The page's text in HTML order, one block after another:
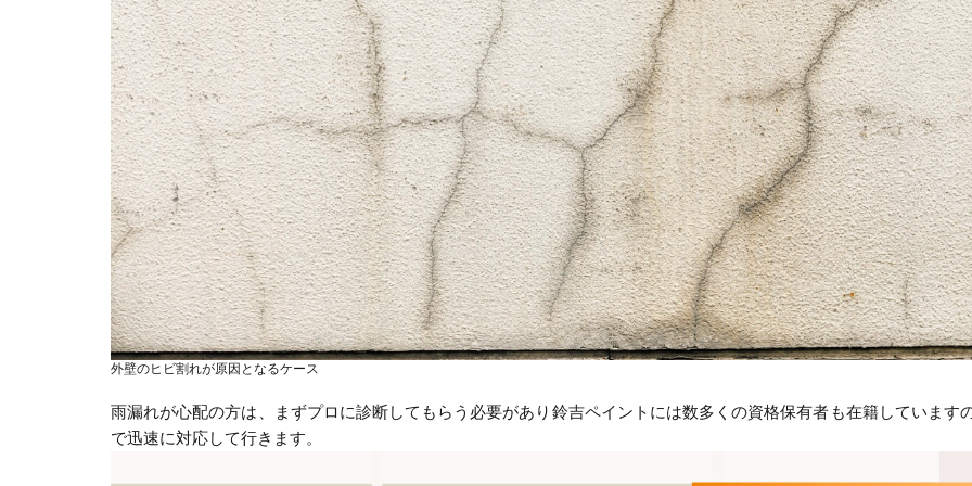
外壁のヒビ割れが原因となるケース
雨漏れが心配の方は、まずプロに診断してもらう必要があり鈴吉ペイントには数多くの資格保有者も在籍しています
で迅速に対応して行きます。